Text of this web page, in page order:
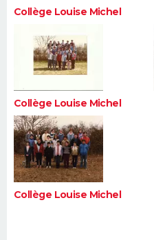
Collège Louise Michel
Collège Louise Michel
Collège Louise Michel